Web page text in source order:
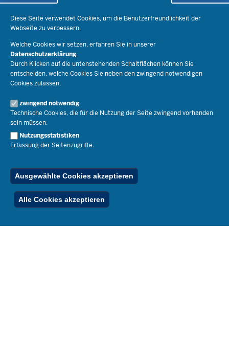
Diese Seite verwendet Cookies, um die Benutzerfreundlichkeit der
Webseite zu verbessern.
Welche Cookies wir setzen, erfahren Sie in unserer
Datenschutzerklärung.
Durch Klicken auf die untenstehenden Schaltflächen können Sie
entscheiden, welche Cookies Sie neben den zwingend notwendigen
Cookies zulassen.
zwingend notwendig
Technische Cookies, die für die Nutzung der Seite zwingend vorhanden
sein müssen.
Nutzungsstatistiken
Erfassung der Seitenzugriffe.
Ausgewählte Cookies akzeptieren
Alle Cookies akzeptieren
Bildungsthemen
Lehrkräfte
Recht
Schulleben
Ministerium
Ministerin Dorothee Feller
Staatssekretär Dr. Urban Mauer
Open Government
Bibliothek
Veranstaltungen
Geschäftsbereich
Presse
Pressefotos
Social Media
Pressekontakt
Service
Schule(n) suchen
Kontakt
Der Weg zu uns
Publikationen
RSS-Feed
Ferienordnung
Spezialangebote
© 2026 Bildungsportal NRW
Below
Footer
Menu
Inhalt Impressum Datenschutz